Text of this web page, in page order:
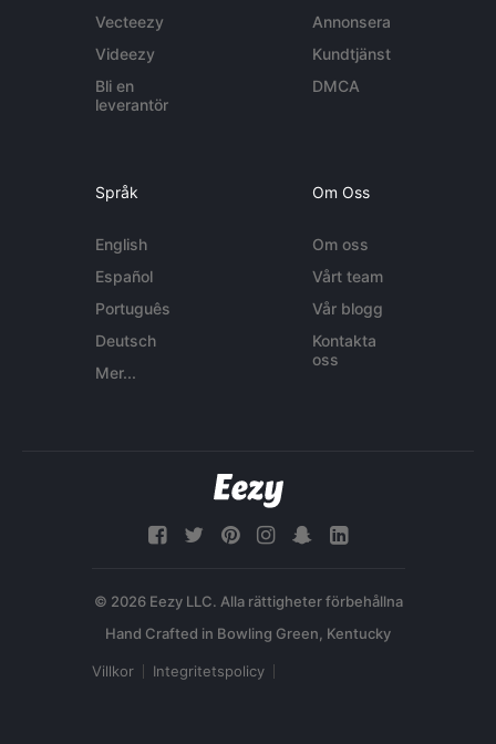
Vecteezy
Videezy
Bli en
leverantör
Annonsera
Kundtjänst
DMCA
Språk
English
Español
Português
Deutsch
Mer...
Om Oss
Om oss
Vårt team
Vår blogg
Kontakta
oss
© 2026 Eezy LLC. Alla rättigheter förbehållna
Villkor Integritetspolicy